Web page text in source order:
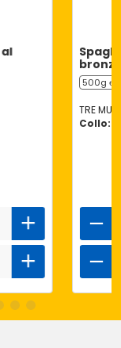
500g ℮
TRE
Collo: